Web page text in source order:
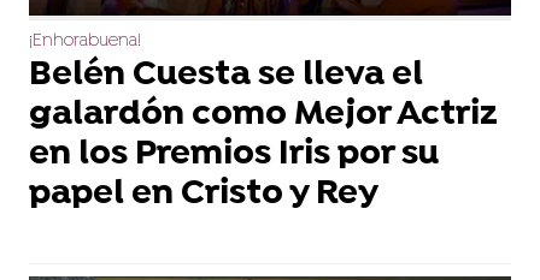
¡Enhorabuena!
Belén Cuesta se lleva el
galardón como Mejor Actriz
en los Premios Iris por su
papel en Cristo y Rey